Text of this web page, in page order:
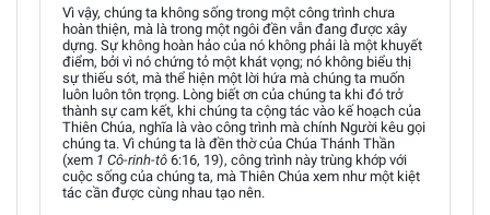
Vì vậy, chúng ta không sống trong một công trình chưa
hoàn thiện, mà là trong một ngôi đền vẫn đang được xây
dựng. Sự không hoàn hảo của nó không phải là một khuyết
điểm, bởi vì nó chứng tỏ một khát vọng; nó không biểu thị
sự thiếu sót, mà thể hiện một lời hứa mà chúng ta muốn
luôn luôn tôn trọng. Lòng biết ơn của chúng ta khi đó trở
thành sự cam kết, khi chúng ta cộng tác vào kế hoạch của
Thiên Chúa, nghĩa là vào công trình mà chính Người kêu gọi
chúng ta. Vì chúng ta là đền thờ của Chúa Thánh Thần
(xem 1 Cô-rinh-tô 6:16, 19), công trình này trùng khớp với
cuộc sống của chúng ta, mà Thiên Chúa xem như một kiệt
tác cần được cùng nhau tạo nên.